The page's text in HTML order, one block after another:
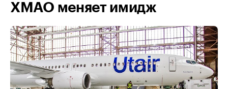
ХМАО меняет имидж